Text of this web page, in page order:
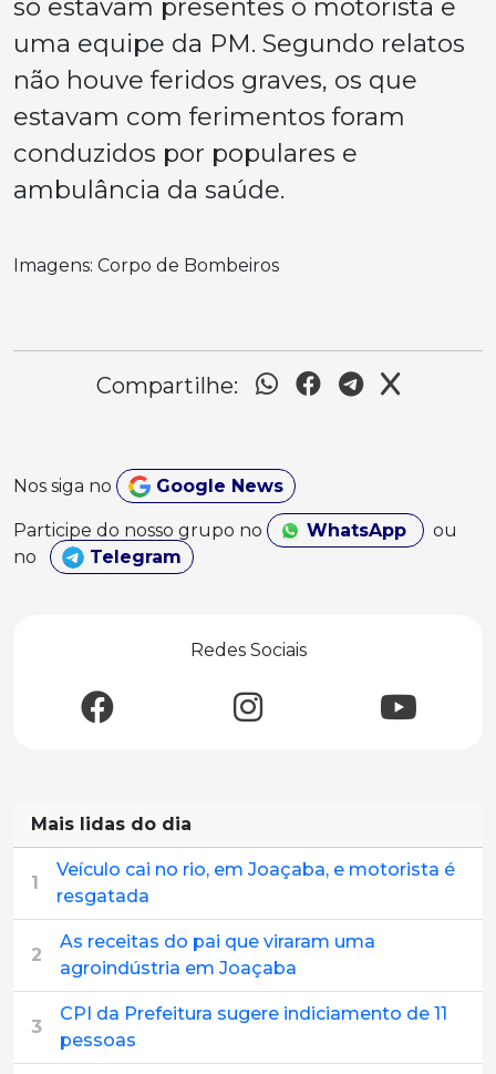
só estavam presentes o motorista e
uma equipe da PM. Segundo relatos
não houve feridos graves, os que
estavam com ferimentos foram
conduzidos por populares e
ambulância da saúde.
Imagens: Corpo de Bombeiros
Compartilhe:
Nos siga no Google News
Participe do nosso grupo no WhatsApp
ou
no
Telegram
Redes Sociais
Mais lidas do dia
1
Veículo cai no rio, em Joaçaba, e motorista é
resgatada
2
As receitas do pai que viraram uma
agroindústria em Joaçaba
3
CPI da Prefeitura sugere indiciamento de 11
pessoas